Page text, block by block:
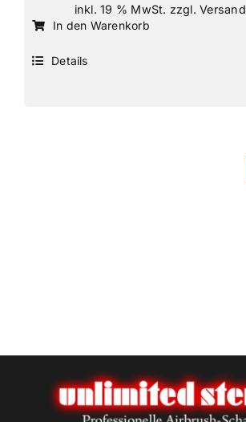
inkl. 19 % MwSt. zzgl.
In den Warenkorb
Details